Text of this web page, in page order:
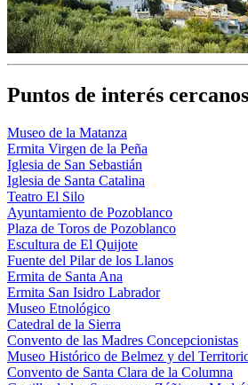
Puntos de interés cercanos
Museo de la Matanza
Ermita Virgen de la Peña
Iglesia de San Sebastián
Iglesia de Santa Catalina
Teatro El Silo
Ayuntamiento de Pozoblanco
Plaza de Toros de Pozoblanco
Escultura de El Quijote
Fuente del Pilar de los Llanos
Ermita de Santa Ana
Ermita San Isidro Labrador
Museo Etnológico
Catedral de la Sierra
Convento de las Madres Concepcionistas
Museo Histórico de Belmez y del
Convento de Santa Clara de la Columna